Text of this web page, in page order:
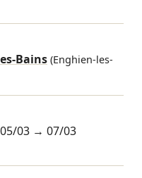
Bains(Enghien-les-
05/03 →07/03